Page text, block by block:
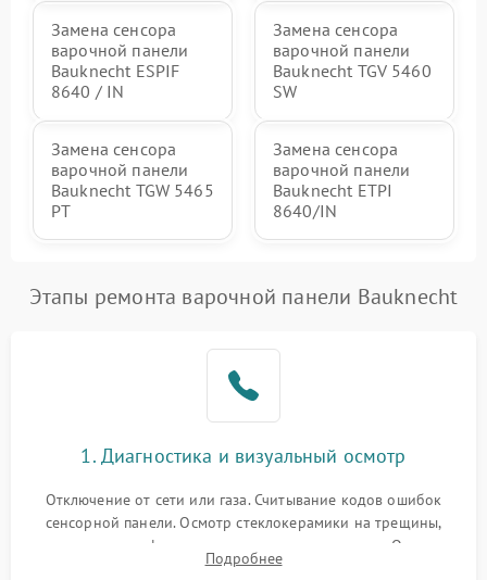
Замена сенсора
варочной панели
Bauknecht ESPIF
8640 / IN
Замена сенсора
варочной панели
Bauknecht TGV 5460
SW
Замена сенсора
варочной панели
Bauknecht TGW 5465
PT
Замена сенсора
варочной панели
Bauknecht ETPI
8640/IN
Этапы ремонта варочной панели Bauknecht
1. Диагностика и визуальный осмотр
Отключение от сети или газа. Считывание кодов ошибок
сенсорной панели. Осмотр стеклокерамики на трещины,
проверка конфорок на равномерность нагрева. Опрос
клиента о симптомах (не включается, не видит посуду,
Подробнее